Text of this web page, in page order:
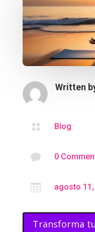
Written
 Blog
 0
 agosto
Transforma